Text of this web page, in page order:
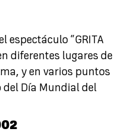
espectáculo “GRITA
diferentes lugares de
y en varios puntos
Día Mundial del